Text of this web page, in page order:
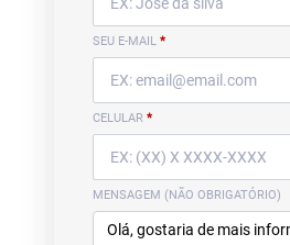
SEU E-MAIL *
CELULAR *
MENSAGEM (NÃO OBRIGATÓRIO)